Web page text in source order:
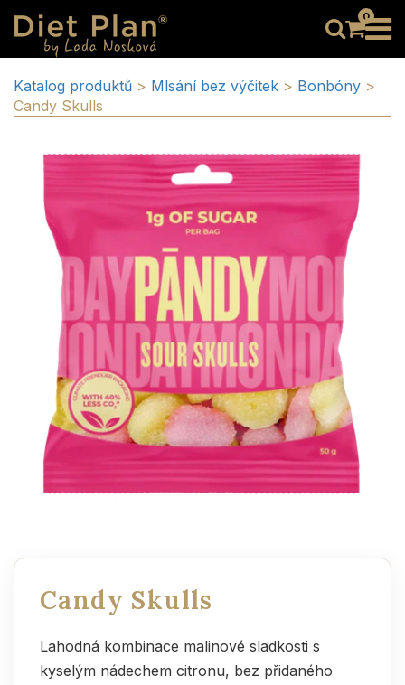
0
Katalog produktů > Mlsání bez výčitek > Bonbóny >
Candy Skulls
Candy Skulls
Lahodná kombinace malinové sladkosti s
kyselým nádechem citronu, bez přidaného